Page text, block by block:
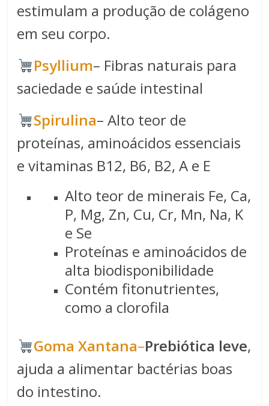
estimulam a produção de colágeno
em seu corpo.
Psyllium– Fibras naturais para
saciedade e saúde intestinal
Spirulina​– Alto teor de
proteínas, aminoácidos essenciais
e vitaminas B12, B6, B2, A e E
Alto teor de minerais Fe, Ca,
P, Mg, Zn, Cu, Cr, Mn, Na, K
e Se
Proteínas e aminoácidos de
alta biodisponibilidade
Contém fitonutrientes,
como a clorofila
​​Goma Xantana​–Prebiótica leve,
ajuda a alimentar bactérias boas
do intestino.